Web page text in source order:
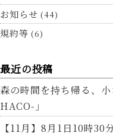
お知らせ (44)
規約等 (6)
最近の投稿
森の時間を持ち帰る、
HACO-」
【11月】8月1日10時30